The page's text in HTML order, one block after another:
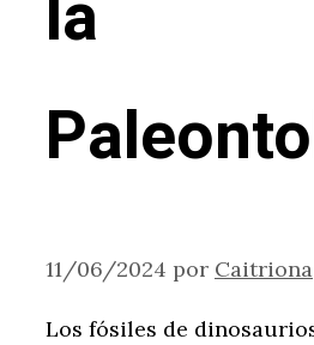
11/06/2024 por Caitriona
Los fósiles de